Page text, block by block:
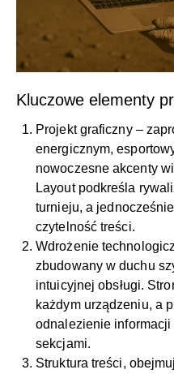
Kluczowe elementy
Projekt graficzny –
energicznym,
nowoczesne akcenty
Layout podkreśla
turnieju, a
czytelność treści.
Wdrożenie
zbudowany w duchu
intuicyjnej obsługi.
każdym urządzeniu, a
odnalezienie
sekcjami.
Struktura treści,